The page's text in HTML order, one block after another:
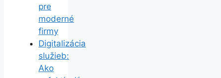
pre
moderné
firmy
Digitalizácia
služieb:
Ako